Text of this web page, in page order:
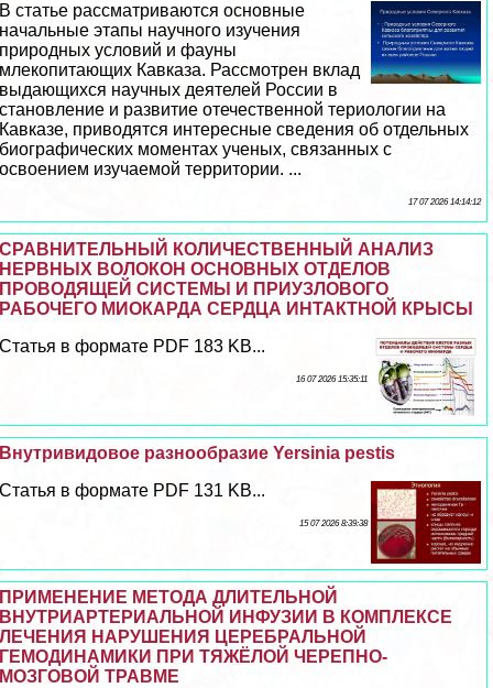
В статье рассматриваются основные
начальные этапы научного изучения
природных условий и фауны
млекопитающих Кавказа. Рассмотрен вклад
выдающихся научных деятелей России в
становление и развитие отечественной териологии на
Кавказе, приводятся интересные сведения об отдельных
биографических моментах ученых, связанных с
освоением изучаемой территории. ...
17 07 2026 14:14:12
СРАВНИТЕЛЬНЫЙ КОЛИЧЕСТВЕННЫЙ АНАЛИЗ
НЕРВНЫХ ВОЛОКОН ОСНОВНЫХ ОТДЕЛОВ
ПРОВОДЯЩЕЙ СИСТЕМЫ И ПРИУЗЛОВОГО
РАБОЧЕГО МИОКАРДА СЕРДЦА ИНТАКТНОЙ КРЫСЫ
Статья в формате PDF 183 KB...
16 07 2026 15:35:11
Внутривидовое разнообразие Yersinia pestis
Статья в формате PDF 131 KB...
15 07 2026 8:39:38
ПРИМЕНЕНИЕ МЕТОДА ДЛИТЕЛЬНОЙ
ВНУТРИАРТЕРИАЛЬНОЙ ИНФУЗИИ В КОМПЛЕКСЕ
ЛЕЧЕНИЯ НАРУШЕНИЯ ЦЕРЕБРАЛЬНОЙ
ГЕМОДИНАМИКИ ПРИ ТЯЖЁЛОЙ ЧЕРЕПНО-
МОЗГОВОЙ ТРАВМЕ